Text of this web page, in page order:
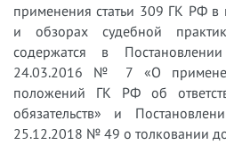
применения статьи 309 ГК РФ в
и обзорах судебной
содержатся в
24.03.2016 № 7 «О
положений ГК РФ об
обязательств» и
25.12.2018 № 49 о толковании